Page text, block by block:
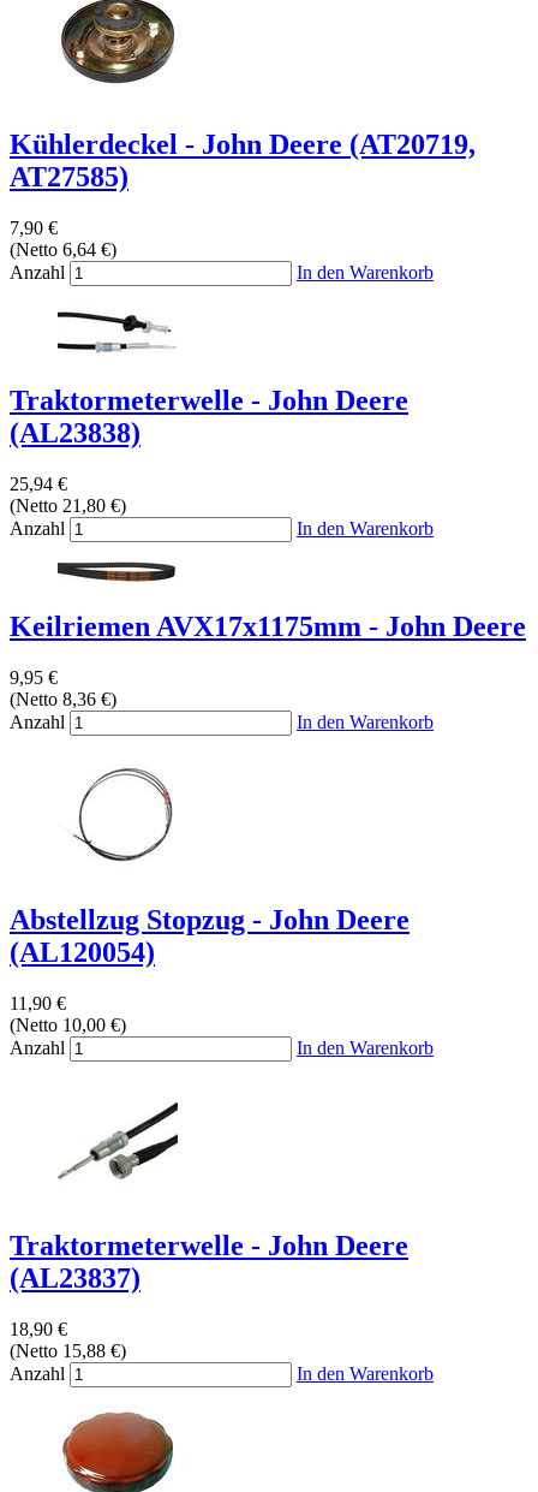
Kühlerdeckel - John Deere (AT20719,
AT27585)
7,90 €
(Netto 6,64 €)
Anzahl
In den Warenkorb
Traktormeterwelle - John Deere
(AL23838)
25,94 €
(Netto 21,80 €)
Anzahl
In den Warenkorb
Keilriemen AVX17x1175mm - John Deere
9,95 €
(Netto 8,36 €)
Anzahl
In den Warenkorb
Abstellzug Stopzug - John Deere
(AL120054)
11,90 €
(Netto 10,00 €)
Anzahl
In den Warenkorb
Traktormeterwelle - John Deere
(AL23837)
18,90 €
(Netto 15,88 €)
Anzahl
In den Warenkorb